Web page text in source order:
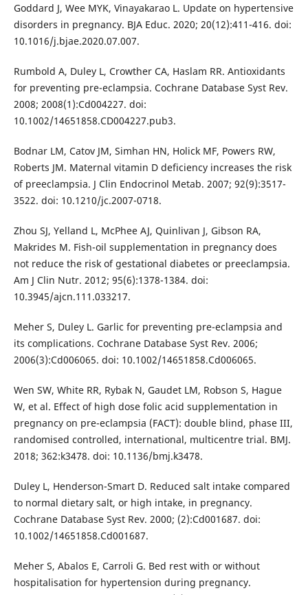
Goddard J, Wee MYK, Vinayakarao L. Update on hypertensive
disorders in pregnancy. BJA Educ. 2020; 20(12):411-416. doi:
10.1016/j.bjae.2020.07.007.
Rumbold A, Duley L, Crowther CA, Haslam RR. Antioxidants
for preventing pre-eclampsia. Cochrane Database Syst Rev.
2008; 2008(1):Cd004227. doi:
10.1002/14651858.CD004227.pub3.
Bodnar LM, Catov JM, Simhan HN, Holick MF, Powers RW,
Roberts JM. Maternal vitamin D deficiency increases the risk
of preeclampsia. J Clin Endocrinol Metab. 2007; 92(9):3517-
3522. doi: 10.1210/jc.2007-0718.
Zhou SJ, Yelland L, McPhee AJ, Quinlivan J, Gibson RA,
Makrides M. Fish-oil supplementation in pregnancy does
not reduce the risk of gestational diabetes or preeclampsia.
Am J Clin Nutr. 2012; 95(6):1378-1384. doi:
10.3945/ajcn.111.033217.
Meher S, Duley L. Garlic for preventing pre-eclampsia and
its complications. Cochrane Database Syst Rev. 2006;
2006(3):Cd006065. doi: 10.1002/14651858.Cd006065.
Wen SW, White RR, Rybak N, Gaudet LM, Robson S, Hague
W, et al. Effect of high dose folic acid supplementation in
pregnancy on pre-eclampsia (FACT): double blind, phase III,
randomised controlled, international, multicentre trial. BMJ.
2018; 362:k3478. doi: 10.1136/bmj.k3478.
Duley L, Henderson-Smart D. Reduced salt intake compared
to normal dietary salt, or high intake, in pregnancy.
Cochrane Database Syst Rev. 2000; (2):Cd001687. doi:
10.1002/14651858.Cd001687.
Meher S, Abalos E, Carroli G. Bed rest with or without
hospitalisation for hypertension during pregnancy.